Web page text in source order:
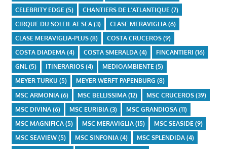
CELEBRITY EDGE (5) CHANTIERS DE L'ATLANTIQUE (7)
CIRQUE DU SOLEIL AT SEA(3) CLASE MERAVIGLIA(6)
CLASE MERAVIGLIA-PLUS(8) COSTA CRUCEROS(9)
COSTA DIADEMA(4) COSTA SMERALDA(4) FINCANTIERI (16)
GNL(5) ITINERARIOS(4) MEDIOAMBIENTE(5)
MEYER TURKU (5) MEYER WERFT PAPENBURG (8)
MSC ARMONIA(6) MSC BELLISSIMA(12) MSC CRUCEROS(39)
MSC DIVINA(6) MSC EURIBIA(3) MSC GRANDIOSA(11)
MSC MAGNIFICA(5) MSC MERAVIGLIA(15) MSC SEASIDE(9)
MSC SEAVIEW(5) MSC SINFONIA(4) MSC SPLENDIDA(4)